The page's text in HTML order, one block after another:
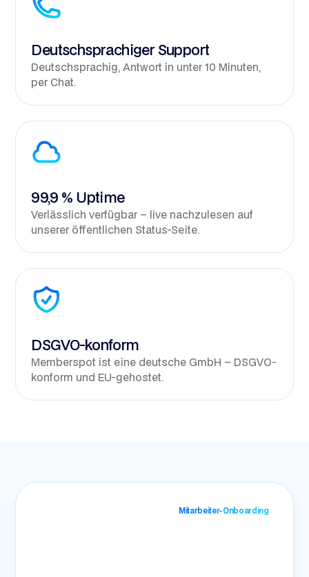
Deutschsprachiger Support
Deutschsprachig, Antwort in unter 10 Minuten,
per Chat.
99,9 % Uptime
Verlässlich verfügbar – live nachzulesen auf
unserer öffentlichen Status-Seite.
DSGVO-konform
Memberspot ist eine deutsche GmbH – DSGVO-
konform und EU-gehostet.
Mitarbeiter-Onboarding